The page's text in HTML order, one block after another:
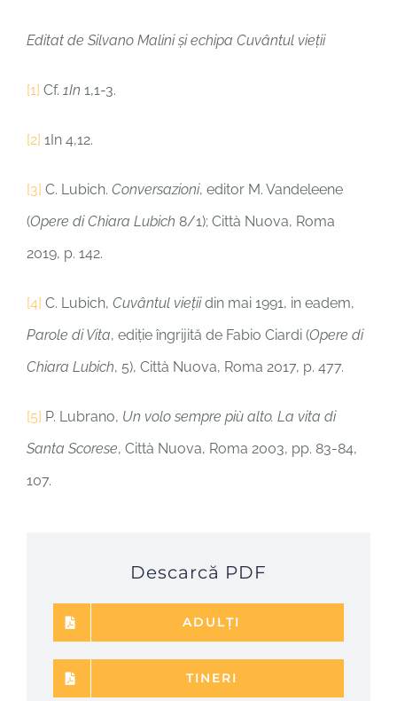
Editat de Silvano Malini și echipa Cuvântul vieții
[1] Cf. 1In 1,1-3.
[2] 1In 4,12.
[3] C. Lubich. Conversazioni, editor M. Vandeleene
(Opere di Chiara Lubich 8/1); Città Nuova, Roma
2019, p. 142.
[4] C. Lubich, Cuvântul viețiidin mai 1991, in eadem,
Parole di Vita, ediție îngrijită de Fabio Ciardi (Opere di
Chiara Lubich, 5), Città Nuova, Roma 2017, p. 477.
[5] P. Lubrano, Un volo sempre più alto. La vita di
Santa Scorese, Città Nuova, Roma 2003, pp. 83-84,
107.
Descarcă PDF
ADULȚI
TINERI